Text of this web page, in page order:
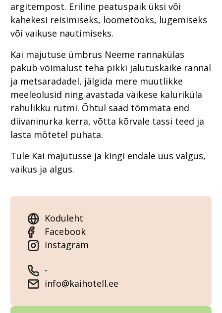
argitempost. Eriline peatuspaik üksi või
kahekesi reisimiseks, loometööks, lugemiseks
või vaikuse nautimiseks.
Kai majutuse ümbrus Neeme rannakülas
pakub võimalust teha pikki jalutuskäike rannal
ja metsaradadel, jälgida mere muutlikke
meeleolusid ning avastada väikese kaluriküla
rahulikku rütmi. Õhtul saad tõmmata end
diivaninurka kerra, võtta kõrvale tassi teed ja
lasta mõtetel puhata.
Tule Kai majutusse ja kingi endale uus valgus,
vaikus ja algus.
Koduleht
Facebook
Instagram
-
info@kaihotell.ee